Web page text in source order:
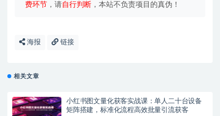
费环节 ，请自行判断 ，本站不负责项目的真伪！
海报 链接
相关文章
小红书图文量化获客实战课：单人二十台设备
矩阵搭建，标准化流程高效批量引流获客